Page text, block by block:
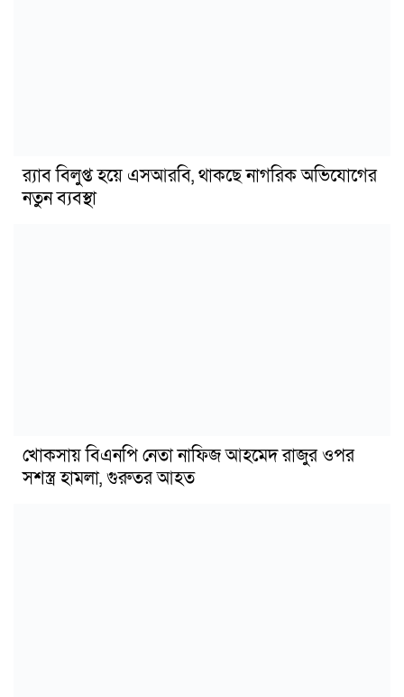
র‍্যাব বিলুপ্ত হয়ে এসআরবি, থাকছে নাগরিক অভিযোগের
নতুন ব্যবস্থা
খোকসায় বিএনপি নেতা নাফিজ আহমেদ রাজুর ওপর
সশস্ত্র হামলা, গুরুতর আহত